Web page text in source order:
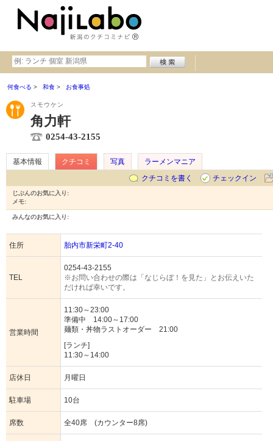
何食べる 和食 お食事処
スモウケン
角力軒
0254-43-2155
基本情報 クチコミ 写真
ラーメンマニア
クチコミを書く
チェックイン
じぶんのお気に入り:
メモ:
みんなのお気に入り:
住所 胎内市新栄町2-40
TEL
0254-43-2155
※お問い合わせの際は「なじらぼ！を見た」とお伝えいた
だければ幸いです。
営業時間
11:30～23:00
準備中 14:00～17:00
麺類・丼物ラストオーダー 21:00
[ランチ]
11:30～14:00
店休日 月曜日
駐車場 10台
席数 全40席 (カウンター8席)